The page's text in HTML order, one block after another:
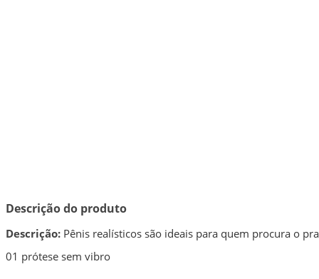
Descrição do produto
Descrição: Pênis realísticos são ideais para quem procura o
01 prótese sem vibro